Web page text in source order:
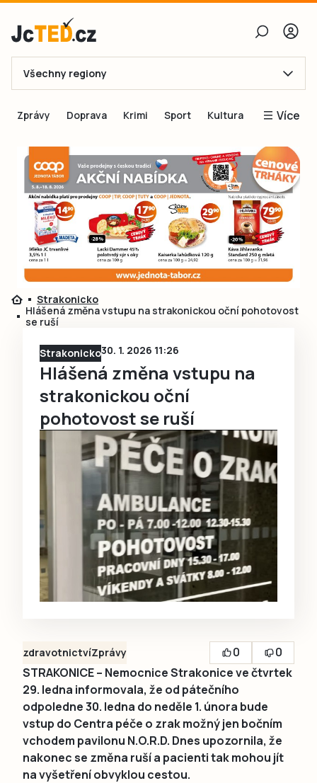
E-mail
Obnovit heslo
Přihlásit se
Přihlásit se přes Facebook
Ještě nemám účet, chci seRegistrovat
Všechny regiony
Zprávy Doprava Krimi Sport Kultura Více
Inspirace
Čtenáři píší
Speciální přílohy
Inzerce
Strakonicko
Hlášená změna vstupu na strakonickou oční pohotovost
se ruší
Strakonicko30. 1. 2026 11:26
Hlášená změna vstupu na
strakonickou oční
pohotovost se ruší
zdravotnictvíZprávy 0
0
STRAKONICE – Nemocnice Strakonice ve čtvrtek
29. ledna informovala, že od pátečního
odpoledne 30. ledna do neděle 1. února bude
vstup do Centra péče o zrak možný jen bočním
vchodem pavilonu N.O.R.D. Dnes upozornila, že
nakonec se změna ruší a pacienti tak mohou jít
na vyšetření obvyklou cestou.